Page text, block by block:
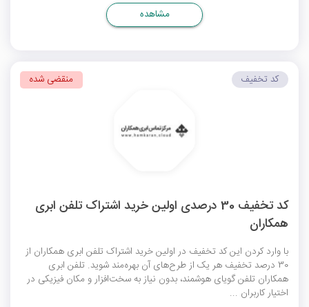
مشاهده
کد تخفیف 30 درصدی اولین خرید اشتراک تلفن ابری
همکاران
با وارد کردن این کد تخفیف در اولین خرید اشتراک تلفن ابری همکاران از
30 درصد تخفیف هر یک از طرح‌های آن بهره‌مند شوید. تلفن ابری
همکاران تلفن گویای هوشمند، بدون نیاز به سخت‌افزار و مکان فیزیکی در
اختیار کاربران ...
کد تخفیف منقضی شده